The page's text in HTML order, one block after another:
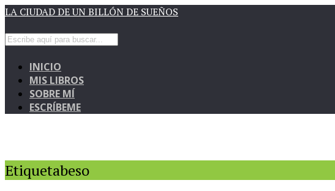
LA CIUDAD DE UN BILLÓN DE SUEÑOS
INICIO
MIS LIBROS
SOBRE MÍ
ESCRÍBEME
Etiquetabeso